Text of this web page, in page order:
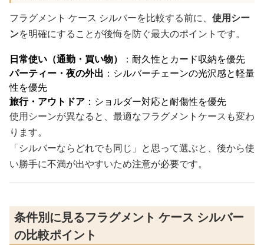
フラグメント ケース シルバーを比較する前に、 使用シー
ンを明確にすることが後悔を防ぐ最大のポイントです。
日常使い（通勤・買い物）
：耐久性とカード収納を優先
パーティー・夜の外出 ：シルバーチェーンの光沢感と軽量
性を優先
旅行・アウトドア ：ショルダー対応と耐傷性を優先
使用シーンが異なると、最適なフラグメントケースも変わ
ります。
「シルバーならどれでも同じ」と思って選ぶと、後から使
い勝手に不満が出やすいため注意が必要です。
条件別に見るフラグメント ケース シルバー
の比較ポイント